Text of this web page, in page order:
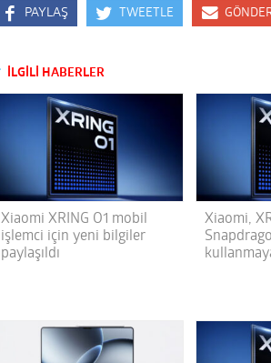
PAYLAŞ TWEETLE
İLGİLİ HABERLER
Xiaomi XRING O1 mobil
işlemci için yeni bilgiler
paylaşıldı
Xiaomi,